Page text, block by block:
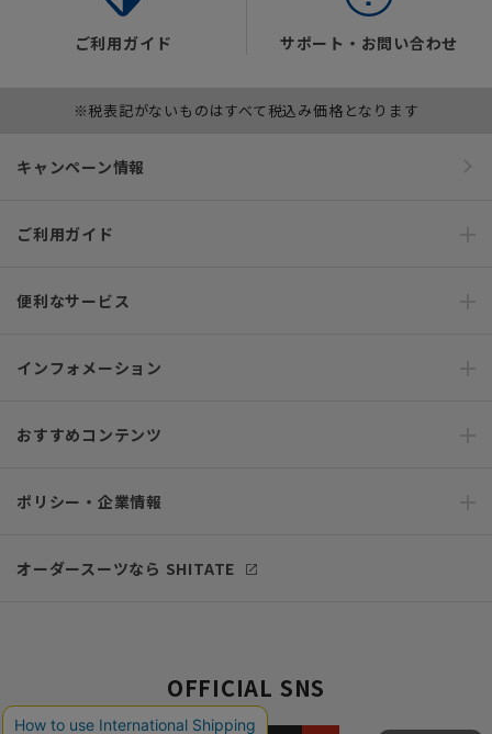
ご利用ガイド サポート・お問い合わせ
※税表記がないものはすべて税込み価格となります
キャンペーン情報
ご利用ガイド
便利なサービス
インフォメーション
おすすめコンテンツ
ポリシー・企業情報
オーダースーツなら SHITATE
OFFICIAL SNS